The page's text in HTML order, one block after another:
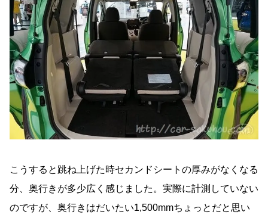
こうすると跳ね上げた時セカンドシートの厚みがなくなる
分、奥行きが多少広く感じました。実際に計測していない
のですが、奥行きはだいたい1,500mmちょっとだと思い